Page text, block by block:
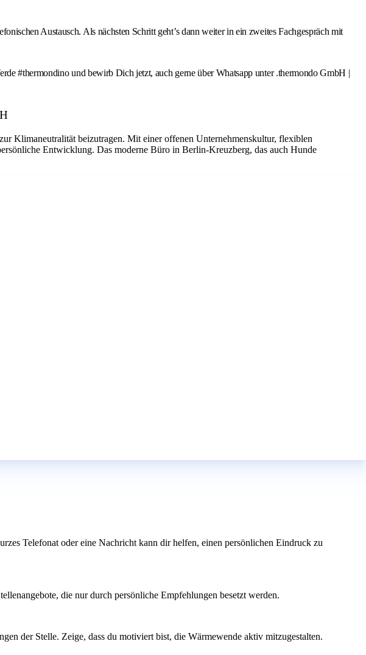
Austausch. Als nächsten Schritt geht’s dann weiter in ein zweites Fachgespräch mit
#thermondino und bewirb Dich jetzt, auch gerne über Whatsapp unter .thermondo GmbH |
Klimaneutralität beizutragen. Mit einer offenen Unternehmenskultur, flexiblen
Entwicklung. Das moderne Büro in Berlin-Kreuzberg, das auch Hunde
Telefonat oder eine Nachricht kann dir helfen, einen persönlichen Eindruck zu
die nur durch persönliche Empfehlungen besetzt werden.
der Stelle. Zeige, dass du motiviert bist, die Wärmewende aktiv mitzugestalten.